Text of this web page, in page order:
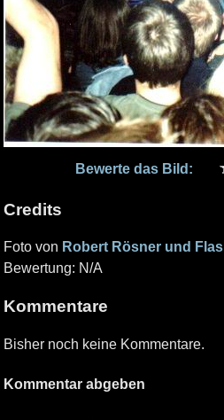
Bewerte das Bild:
Credits
Foto von Robert Rösner und
Bewertung: N/A
Kommentare
Bisher noch keine Kommentare.
Kommentar abgeben